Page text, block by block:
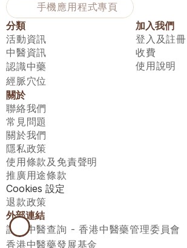
手機應用程式專頁
分類
活動資訊
中醫資訊
認識中藥
經脈穴位
加入我們
登入及註冊
收費
使用說明
關於
聯絡我們
常見問題
關於我們
隱私政策
使用條款及免責聲明
推廣用途條款
Cookies 設定
退款政策
外部連結
註冊中醫查詢 - 香港中醫藥管理委員會
香港中醫藥發展基金